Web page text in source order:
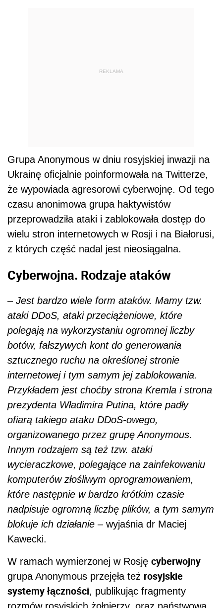
REKLAMA
Grupa Anonymous w dniu rosyjskiej inwazji na
Ukrainę oficjalnie poinformowała na Twitterze,
że wypowiada agresorowi cyberwojnę. Od tego
czasu anonimowa grupa haktywistów
przeprowadziła ataki i zablokowała dostęp do
wielu stron internetowych w Rosji i na Białorusi,
z których część nadal jest nieosiągalna.
Cyberwojna. Rodzaje ataków
– Jest bardzo wiele form ataków. Mamy tzw.
ataki DDoS, ataki przeciążeniowe, które
polegają na wykorzystaniu ogromnej liczby
botów, fałszywych kont do generowania
sztucznego ruchu na określonej stronie
internetowej i tym samym jej zablokowania.
Przykładem jest choćby strona Kremla i strona
prezydenta Władimira Putina, które padły
ofiarą takiego ataku DDoS-owego,
organizowanego przez grupę Anonymous.
Innym rodzajem są też tzw. ataki
wycieraczkowe, polegające na zainfekowaniu
komputerów złośliwym oprogramowaniem,
które następnie w bardzo krótkim czasie
nadpisuje ogromną liczbę plików, a tym samym
blokuje ich działanie – wyjaśnia dr Maciej
Kawecki.
W ramach wymierzonej w Rosję cyberwojny
grupa Anonymous przejęła też rosyjskie
systemy łączności, publikując fragmenty